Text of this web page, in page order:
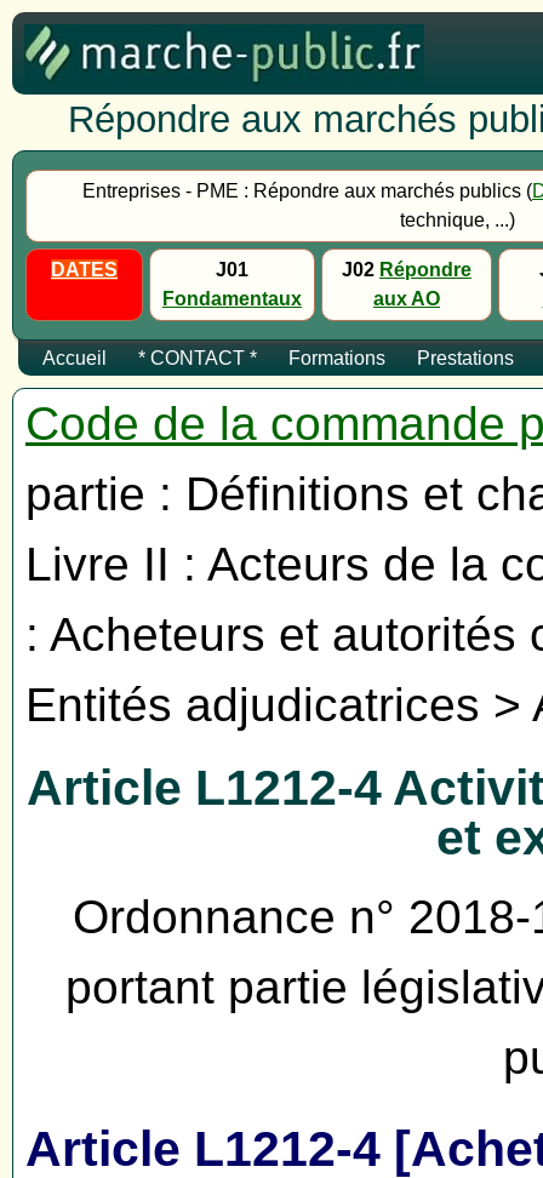
Répondre aux marchés
Entreprises - PME : Répondre aux marchés publics (
technique, ...)
DATES
J01
Fondamentaux
J02 Répondre
aux AO
Accueil * CONTACT * Formations Prestations
Code de la commande
partie : Définitions et
Livre II : Acteurs de la
: Acheteurs et autorités
Entités adjudicatrices >
Article L1212-4
et
Ordonnance n°
portant partie
Article L1212-4